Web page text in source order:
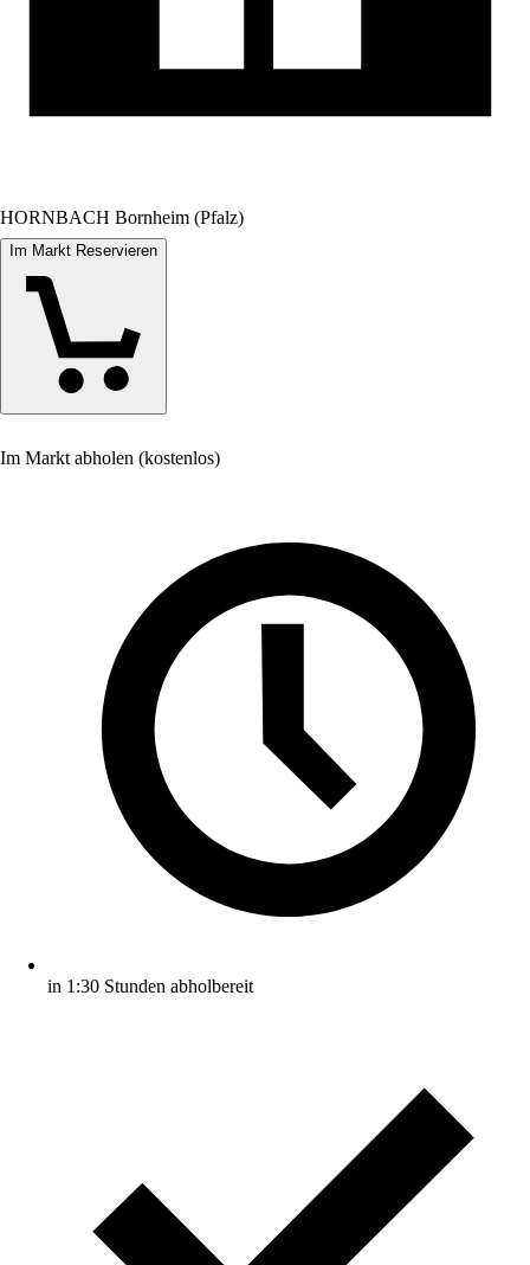
HORNBACH Bornheim (Pfalz)
Im Markt Reservieren
Im Markt abholen (kostenlos)
in 1:30 Stunden abholbereit